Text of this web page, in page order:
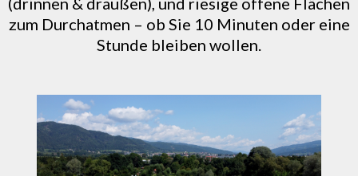
zum Durchatmen – ob Sie 10 Minuten oder eine
Stunde bleiben wollen.